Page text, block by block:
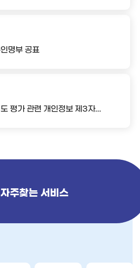
명부 공표
평가 관련 개인정보 제3자...
자주찾는 서비스